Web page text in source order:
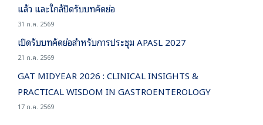
แล้ว และใกล้ปิดรับบทคัดย่อ
31 ก.ค. 2569
เปิดรับบทคัดย่อสำหรับการประชุม APASL 2027
21 ก.ค. 2569
GAT MIDYEAR 2026 : CLINICAL INSIGHTS &
PRACTICAL WISDOM IN GASTROENTEROLOGY
17 ก.ค. 2569